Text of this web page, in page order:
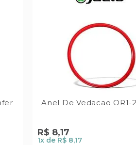
Anel De Vedacao OR1-
R$ 8,17
1x de R$ 8,17